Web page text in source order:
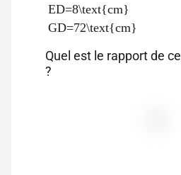
ED=8\text{cm}
GD=72\text{cm}
Quel est le rapport de
?